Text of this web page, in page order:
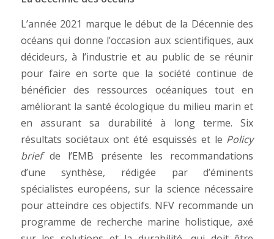
L’année 2021 marque le début de la Décennie des
océans qui donne l’occasion aux scientifiques, aux
décideurs, à l’industrie et au public de se réunir
pour faire en sorte que la société continue de
bénéficier des ressources océaniques tout en
améliorant la santé écologique du milieu marin et
en assurant sa durabilité à long terme. Six
résultats sociétaux ont été esquissés et le Policy
briefde l’EMB présente les recommandations
d’une synthèse, rédigée par d’éminents
spécialistes européens, sur la science nécessaire
pour atteindre ces objectifs. NFV recommande un
programme de recherche marine holistique, axé